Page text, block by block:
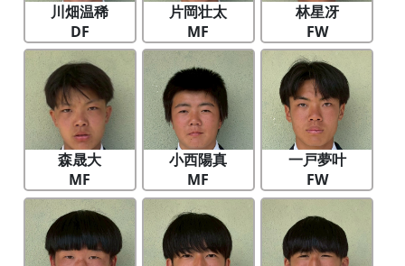
川畑温稀
DF
片岡壮太
MF
林星冴
FW
森晟大
MF
小西陽真
MF
一戸夢叶
FW